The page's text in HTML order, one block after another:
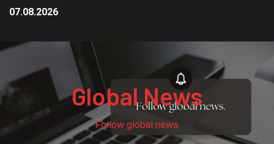
07.08.2026
Global News
Follow global news